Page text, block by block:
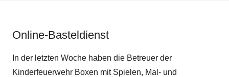
Online-Basteldienst
In der letzten Woche haben die Betreuer der
Kinderfeuerwehr Boxen mit Spielen, Mal- und